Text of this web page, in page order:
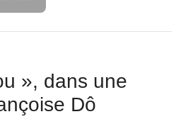
», dans une
Dô